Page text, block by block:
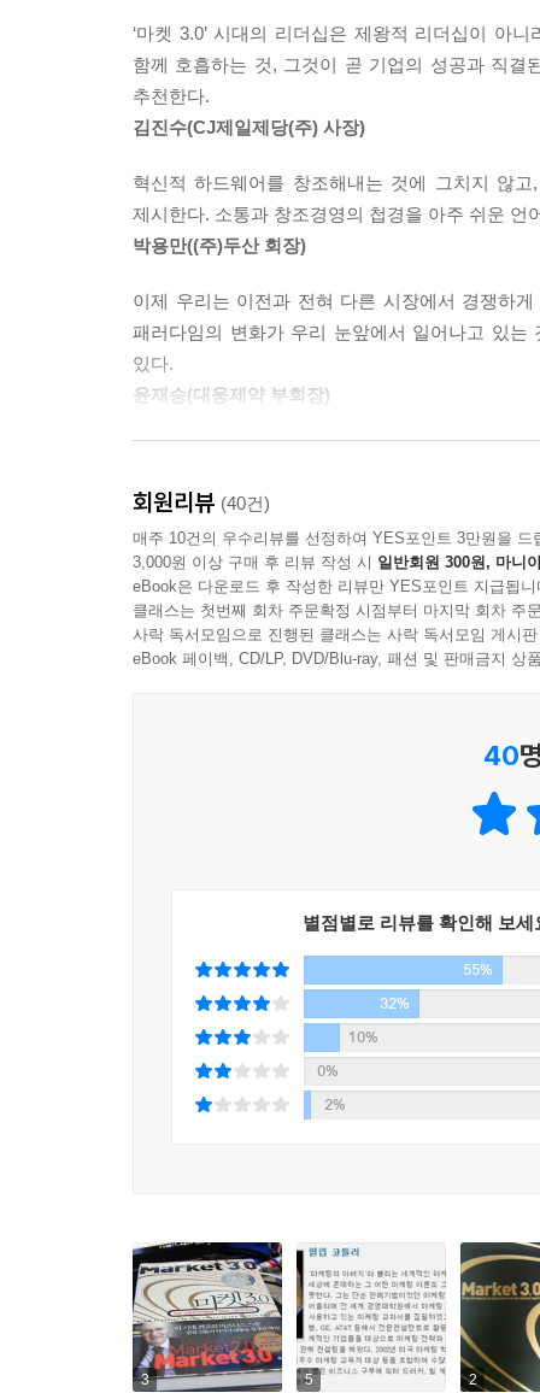
세계는 도대체 어디를 향해 어떻게 나아가고 있는
변화에 대해 ‘무어라 단언해주는 이’가 없었다
방법으로 돌파해야 할지 혼란스러워하고 있다. 단
3.0》이 호쾌하게 메워준다. 읽는 것만으로도 시
짚어주는 GPS 시스템처럼 답답하고 혼란스러운
근원적으로 크게 다를 것이 없는 ‘1.0 시장’과
물리적이자 환경적인 터전이었다. 그러나 지금까
네트워크의 확산, 세계화라는 거대한 패러독스
필립 코틀러 박사가 명명한바 ‘마켓 3.0’은 우리
책을 통해 분명하게 밝아지는 것을 경험할 것이다.
지금 우리가 어디에 서 있으며, 어디로 가고 있는
《제3의 물결》 이후로 가장 강력한 책!
금세기 최고의 혜안이자 역작으로 꼽힐 이 책, 《
‘마켓 3.0’ 시대의 리더십은 제왕적 리더십이 아
함께 호흡하는 것, 그것이 곧 기업의 성공과 직결
추천한다.
김진수(CJ제일제당(주) 사장)
혁신적 하드웨어를 창조해내는 것에 그치지 않
제시한다. 소통과 창조경영의 첩경을 아주 쉬운 언
박용만((주)두산 회장)
이제 우리는 이전과 전혀 다른 시장에서 경쟁하
패러다임의 변화가 우리 눈앞에서 일어나고 있
있다.
윤재승(대웅제약 부회장)
이병남(보스턴컨설팅그룹 대표)
과연 이 시대의 가장 존경 받는 ‘경영구루’다운 혜
실로 오랜만에 만나는 명저다. 독자들의 일독을 권
최재원(SK 부회장)
회원리뷰 (40건)
매주 10건의 우수리뷰를 선정하여 YES포인트 3만원을 드
3,000원 이상 구매 후 리뷰 작성 시 일반회원 300원, 마니
eBook은 다운로드 후 작성한 리뷰만 YES포인트 지급됩니
클래스는 첫번째 회차 주문확정 시점부터 마지막 회차 주
사락 독서모임으로 진행된 클래스는 사락 독서모임 게시
eBook 페이백, CD/LP, DVD/Blu-ray, 패션 및 판매금지 상
40
별점별로 리뷰를 확인해 보세
55%
32%
10%
0%
2%
3 5 2